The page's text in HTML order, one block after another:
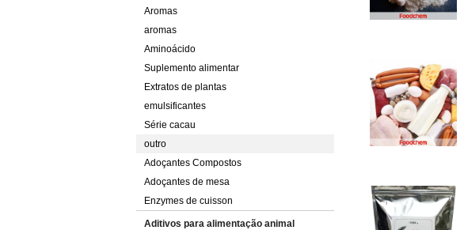
Aromas
aromas
Aminoácido
Suplemento alimentar
Extratos de plantas
emulsificantes
Série cacau
outro
Adoçantes Compostos
Adoçantes de mesa
Enzymes de cuisson
Aditivos para alimentação animal